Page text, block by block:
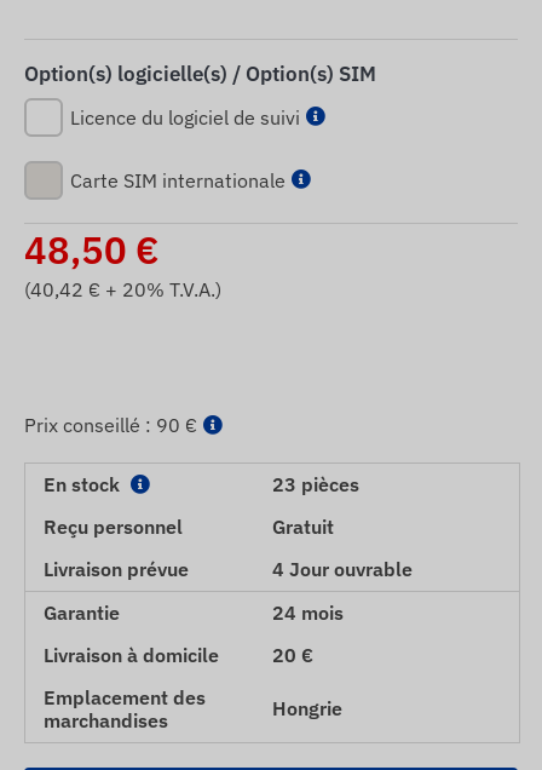
Option(s) logicielle(s) / Option(s) SIM
Licence du logiciel de suivi
Carte SIM internationale
48,50 €
(40,42 € + 20% T.V.A.)
Prix ​​conseillé : 90 €
En stock
23 pièces
Reçu personnel
Gratuit
Livraison prévue
4 Jour ouvrable
Garantie
24 mois
Livraison à domicile
20 €
Emplacement des
marchandises
Hongrie